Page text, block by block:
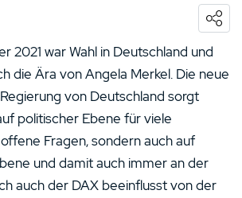
Erfahrungen
Erfahrungen
Erfahrungen
2021 war Wahl in Deutschland und
die Ära von Angela Merkel. Die neue
von Deutschland sorgt
politischer Ebene für viele
Fragen, sondern auch auf
und damit auch immer an der
auch der DAX beeinflusst von der